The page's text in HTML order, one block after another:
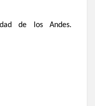
de los Andes.